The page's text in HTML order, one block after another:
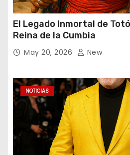
El Legado Inmortal de
Reina de la Cumbia
May 20, 2026 New
NOTICIAS